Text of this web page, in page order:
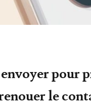
pour
le